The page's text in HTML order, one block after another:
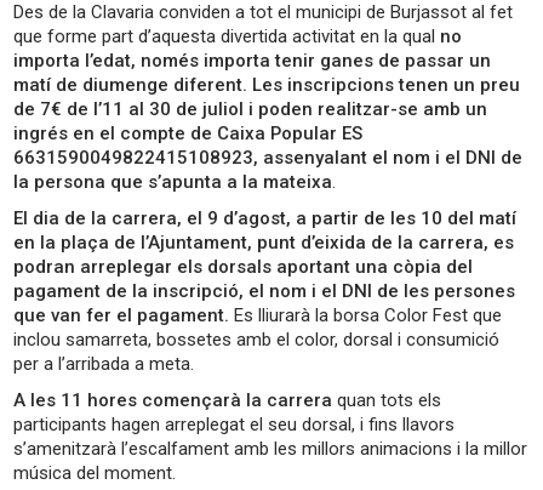
Des de la Clavaria conviden a tot el municipi de Burjassot al fet
que forme part d’aquesta divertida activitat en la qual no
importa l’edat, només importa tenir ganes de passar un
matí de diumenge diferent. Les inscripcions tenen un preu
de 7€ de l’11 al 30 de juliol i poden realitzar-se amb un
ingrés en el compte de Caixa Popular ES
6631590049822415108923, assenyalant el nom i el DNI de
la persona que s’apunta a la mateixa.
El dia de la carrera, el 9 d’agost, a partir de les 10 del matí
en la plaça de l’Ajuntament, punt d’eixida de la carrera, es
podran arreplegar els dorsals aportant una còpia del
pagament de la inscripció, el nom i el DNI de les persones
que van fer el pagament. Es lliurarà la borsa Color Fest que
inclou samarreta, bossetes amb el color, dorsal i consumició
per a l’arribada a meta.
A les 11 hores començarà la carrera quan tots els
participants hagen arreplegat el seu dorsal, i fins llavors
s’amenitzarà l’escalfament amb les millors animacions i la millor
música del moment.